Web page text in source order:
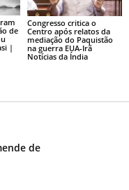
de
|
Congresso critica o
Centro após relatos da
mediação do Paquistão
na guerra EUA-Irã
Notícias da Índia
de